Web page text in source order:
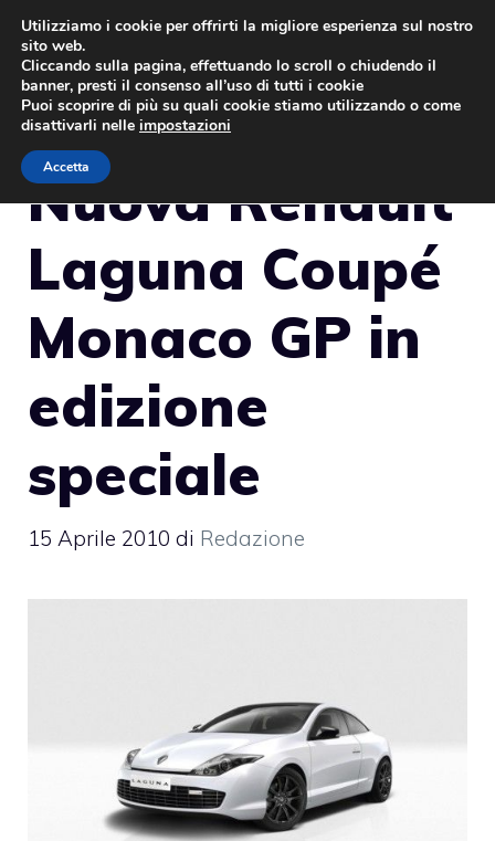
Vai
contenuto
Nuova Renault
Laguna Coupé
Monaco GP in
edizione
speciale
15 Aprile 2010 di Redazione
Utilizziamo i cookie per offrirti la migliore esperienza sul nostro
sito web.
Cliccando sulla pagina, effettuando lo scroll o chiudendo il
banner, presti il consenso all’uso di tutti i cookie
Puoi scoprire di più su quali cookie stiamo utilizzando o come
disattivarli nelle impostazioni
Accetta